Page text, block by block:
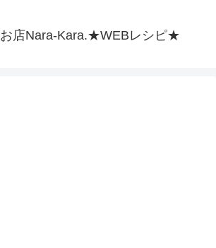
店Nara-Kara.★WEBレシピ★